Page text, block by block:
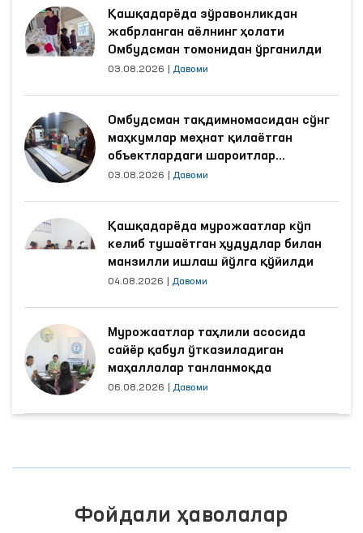
Қашқадарёда зўравонликдан
жабрланган аёлнинг ҳолати
Омбудсман томонидан ўрганилди
03.08.2026 Давоми
Омбудсман тақдимномасидан сўнг
маҳкумлар меҳнат қилаётган
объектлардаги шароитлар
яхшиланди
03.08.2026 Давоми
Қашқадарёда мурожаатлар кўп
келиб тушаётган ҳудудлар билан
манзилли ишлаш йўлга қўйилди
04.08.2026 Давоми
Мурожаатлар таҳлили асосида
сайёр қабул ўтказиладиган
маҳаллалар танланмоқда
06.08.2026 Давоми
Фойдали ҳаволалар